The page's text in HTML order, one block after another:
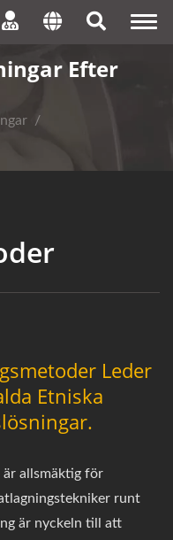
Efter
/
Leder
Etniska
allsmäktig för
runt
är nyckeln till att